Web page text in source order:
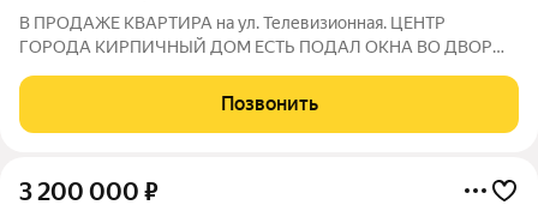
В ПРОДАЖЕ КВАРТИРА на ул. Телевизионная. ЦЕНТР
ГОРОДА КИРПИЧНЫЙ ДОМ ЕСТЬ ПОДАЛ ОКНА ВО ДВОР
в собственности. Реальному клиенту торг возможен!
Позвонить
3 200 000 ₽